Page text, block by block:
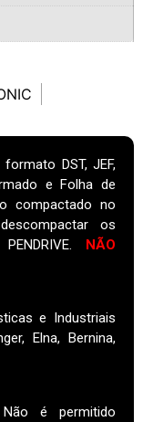
formato DST, JEF,
e Folha de
compactado no
os
NÃO
e Industriais
Elna, Bernina,
Não é permitido